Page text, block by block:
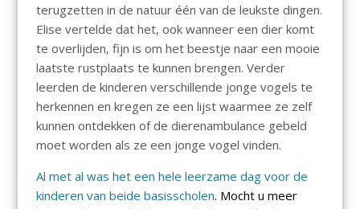
terugzetten in de natuur één van de leukste dingen.
Elise vertelde dat het, ook wanneer een dier komt
te overlijden, fijn is om het beestje naar een mooie
laatste rustplaats te kunnen brengen. Verder
leerden de kinderen verschillende jonge vogels te
herkennen en kregen ze een lijst waarmee ze zelf
kunnen ontdekken of de dierenambulance gebeld
moet worden als ze een jonge vogel vinden.
Al met al was het een hele leerzame dag voor de
kinderen van beide basisscholen. Mocht u meer